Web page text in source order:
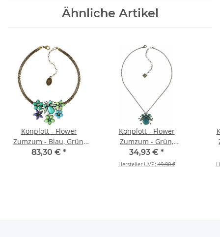
Ähnliche Artikel
Konplott - Flower
Zumzum - Blau, Grün,
Lila, Antikmessing,
83,30 € *
Konplott - Flower
Zumzum - Grün,
Antikmessing, Halskette
mit Anhänger
34,93 € *
Hersteller UVP:49,90 €